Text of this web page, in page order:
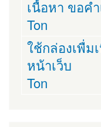
เนื้อหา ขอค
Ton
ใช้กล่องเพื่ม
หน้าเว็บ
Ton